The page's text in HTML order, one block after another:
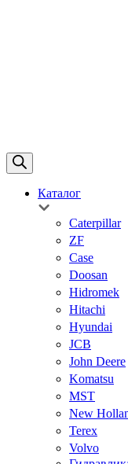
Каталог
Caterpillar
ZF
Case
Doosan
Hidromek
Hitachi
Hyundai
JCB
John Deere
Komatsu
MST
New
Terex
Volvo